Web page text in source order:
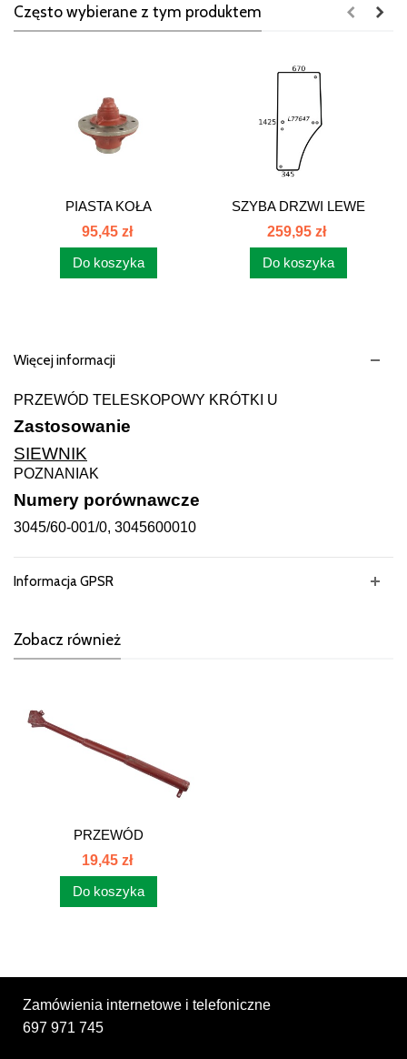
Często wybierane z tym produktem
PIASTA KOŁA
PRZEDNIEGO 886336M1
95,45 zł
Do koszyka
SZYBA DRZWI LEWE
JOHN DEERE...
259,95 zł
Do koszyka
Więcej informacji
PRZEWÓD TELESKOPOWY KRÓTKI U
Zastosowanie
SIEWNIK
POZNANIAK
Numery porównawcze
3045/60-001/0, 3045600010
Informacja GPSR
Zobacz również
PRZEWÓD
TELESKOPOWY
KRÓTKI...
19,45 zł
Do koszyka
Zamówienia internetowe i telefoniczne
697 971 745